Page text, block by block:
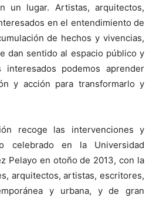
un lugar. Artistas, arquitectos,
en el entendimiento de
de hechos y vivencias,
dan sentido al espacio público y
podemos aprender
y acción para transformarlo y
recoge las intervenciones y
celebrado en la Universidad
Pelayo en otoño de 2013, con la
arquitectos, artistas, escritores,
y urbana, y de gran